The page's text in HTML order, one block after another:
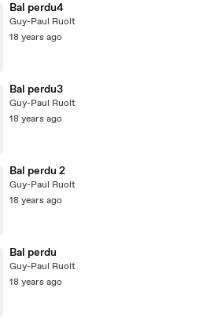
Bal perdu4
Guy-Paul Ruolt
18 years ago
Bal perdu3
Guy-Paul Ruolt
18 years ago
Bal perdu 2
Guy-Paul Ruolt
18 years ago
Bal perdu
Guy-Paul Ruolt
18 years ago